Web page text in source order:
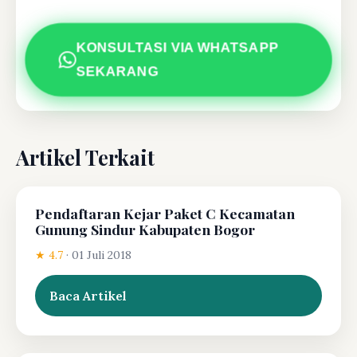
KONSULTASI VIA WHATSAPP
SEKARANG
Artikel Terkait
Pendaftaran Kejar Paket C Kecamatan
Gunung Sindur Kabupaten Bogor
★ 4.7 · 01 Juli 2018
Baca Artikel